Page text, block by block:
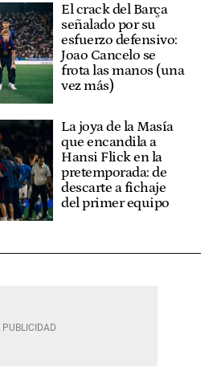
El crack del Barça
señalado por su
esfuerzo defensivo:
Joao Cancelo se
frota las manos (una
vez más)
La joya de la Masía
que encandila a
Hansi Flick en la
pretemporada: de
descarte a fichaje
del primer equipo